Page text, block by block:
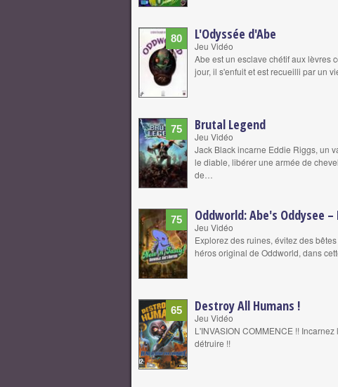
80 L'Odyssée d'Abe
Jeu Vidéo
Abe est un esclave chétif aux lèvres
jour, il s'enfuit et est recueilli par un
75 Brutal Legend
Jeu Vidéo
Jack Black incarne Eddie Riggs, un
le diable, libérer une armée de
de…
75 Oddworld: Abe's Oddysee
Jeu Vidéo
Explorez des ruines, évitez des
héros original de Oddworld, dans
65 Destroy All Humans !
Jeu Vidéo
L'INVASION COMMENCE !!
détruire !!